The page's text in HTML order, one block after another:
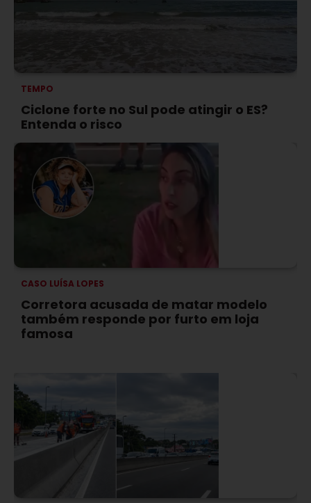
TEMPO
Ciclone forte no Sul pode atingir o ES?
Entenda o risco
CASO LUÍSA LOPES
Corretora acusada de matar modelo
também responde por furto em loja
famosa